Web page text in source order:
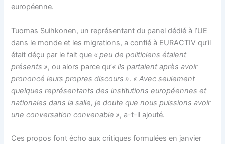
européenne.
Tuomas Suihkonen, un représentant du panel dédié à l’UE
dans le monde et les migrations, a confié à EURACTIV qu’il
était déçu par le fait que « peu de politiciens étaient
présents », ou alors parce qu’« ils partaient après avoir
prononcé leurs propres discours ». « Avec seulement
quelques représentants des institutions européennes et
nationales dans la salle, je doute que nous puissions avoir
une conversation convenable », a-t-il ajouté.
Ces propos font écho aux critiques formulées en janvier